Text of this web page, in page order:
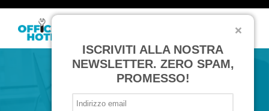
T
l
LE RECENSIONI
ISCRIVITI ALLA NOSTRA
NEWSLETTER. ZERO SPAM,
PROMESSO!